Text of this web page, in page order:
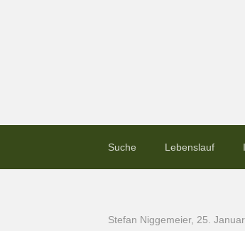
Suche Lebenslauf
Stefan Niggemeier, 25.